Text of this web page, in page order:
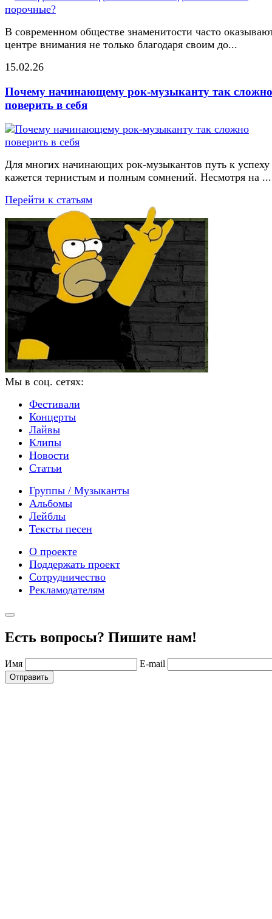
В современном обществе знаменитости часто
центре внимания не только благодаря своим до...
15.02.26
Почему начинающему рок-музыканту так сложно
поверить в себя
Для многих начинающих рок-музыкантов путь к успеху
кажется тернистым и полным сомнений. Несмотря на ...
Перейти к статьям
Мы в соц. сетях:
Фестивали
Концерты
Лайвы
Клипы
Новости
Статьи
Группы / Музыканты
Альбомы
Лейблы
Тексты песен
О проекте
Поддержать проект
Сотрудничество
Рекламодателям
Есть вопросы? Пишите нам!
Имя E-mail